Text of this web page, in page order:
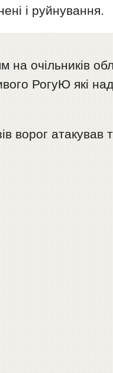
і руйнування.
на очільників
РогуЮ які
ворог атакував